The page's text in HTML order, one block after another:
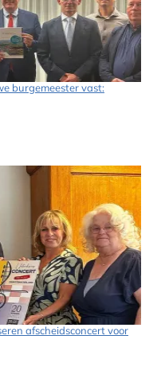
burgemeester vast:
afscheidsconcert voor